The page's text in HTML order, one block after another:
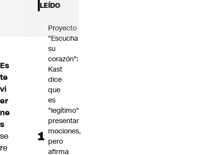
Es
te
vi
er
ne
s
se
re
LEÍDO
Proyecto
"Escucha
su
corazón":
Kast
dice
que
es
"legítimo"
presentar
mociones,
pero
afirma